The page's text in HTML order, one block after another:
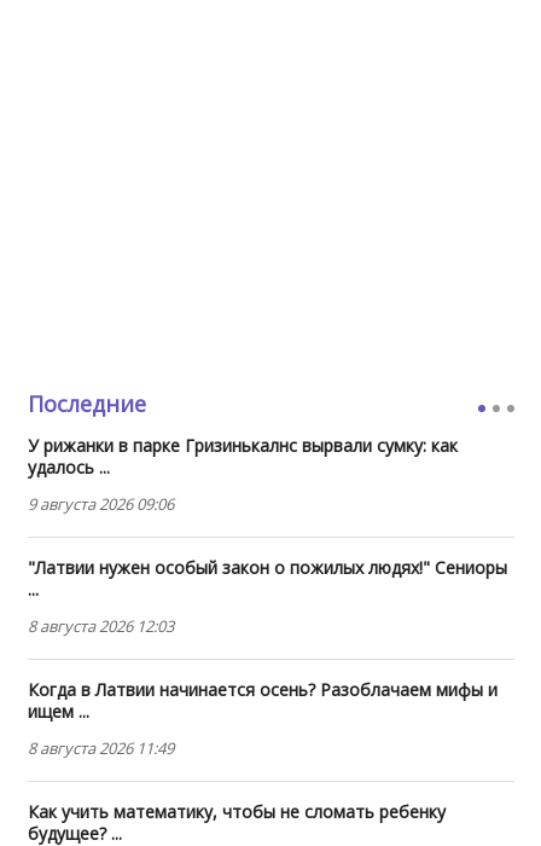
Последние
У рижанки в парке Гризинькалнс вырвали сумку: как
удалось ...
9 августа 2026 09:06
"Латвии нужен особый закон о пожилых людях!" Сениоры
...
8 августа 2026 12:03
Когда в Латвии начинается осень? Разоблачаем мифы и
ищем ...
8 августа 2026 11:49
Как учить математику, чтобы не сломать ребенку
будущее? ...